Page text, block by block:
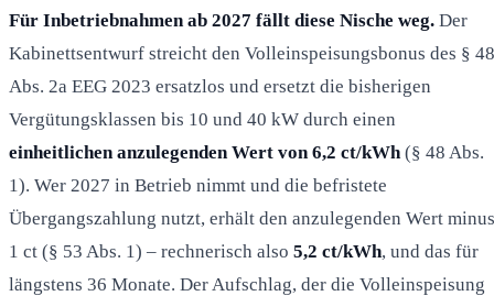
Für Inbetriebnahmen ab 2027 fällt diese Nische weg. Der
Kabinettsentwurf streicht den Volleinspeisungsbonus des § 48
Abs. 2a EEG 2023 ersatzlos und ersetzt die bisherigen
Vergütungsklassen bis 10 und 40 kW durch einen
einheitlichen anzulegenden Wert von 6,2 ct/kWh (§ 48 Abs.
1). Wer 2027 in Betrieb nimmt und die befristete
Übergangszahlung nutzt, erhält den anzulegenden Wert minus
1 ct (§ 53 Abs. 1) – rechnerisch also 5,2 ct/kWh, und das für
längstens 36 Monate. Der Aufschlag, der die Volleinspeisung